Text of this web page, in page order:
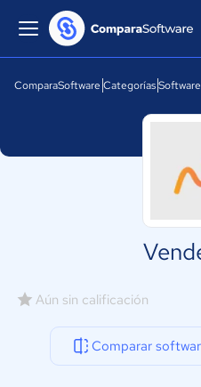
ComparaSoftware Categorías
Aún sin calificación
Comparar